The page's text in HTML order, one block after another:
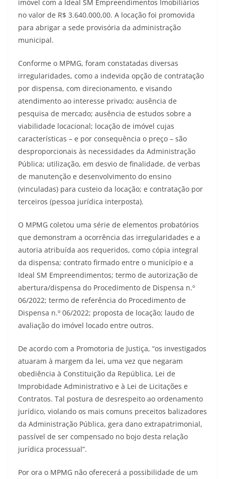
imóvel com a Ideal SM Empreendimentos Imobiliários
no valor de R$ 3.640.000,00. A locação foi promovida
para abrigar a sede provisória da administração
municipal.
Conforme o MPMG, foram constatadas diversas
irregularidades, como a indevida opção de contratação
por dispensa, com direcionamento, e visando
atendimento ao interesse privado; ausência de
pesquisa de mercado; ausência de estudos sobre a
viabilidade locacional; locação de imóvel cujas
características – e por consequência o preço – são
desproporcionais às necessidades da Administração
Pública; utilização, em desvio de finalidade, de verbas
de manutenção e desenvolvimento do ensino
(vinculadas) para custeio da locação; e contratação por
terceiros (pessoa jurídica interposta).
O MPMG coletou uma série de elementos probatórios
que demonstram a ocorrência das irregularidades e a
autoria atribuída aos requeridos, como cópia integral
da dispensa; contrato firmado entre o município e a
Ideal SM Empreendimentos; termo de autorização de
abertura/dispensa do Procedimento de Dispensa n.º
06/2022; termo de referência do Procedimento de
Dispensa n.º 06/2022; proposta de locação; laudo de
avaliação do imóvel locado entre outros.
De acordo com a Promotoria de Justiça, “os investigados
atuaram à margem da lei, uma vez que negaram
obediência à Constituição da República, Lei de
Improbidade Administrativo e à Lei de Licitações e
Contratos. Tal postura de desrespeito ao ordenamento
jurídico, violando os mais comuns preceitos balizadores
da Administração Pública, gera dano extrapatrimonial,
passível de ser compensado no bojo desta relação
jurídica processual”.
Por ora o MPMG não oferecerá a possibilidade de um